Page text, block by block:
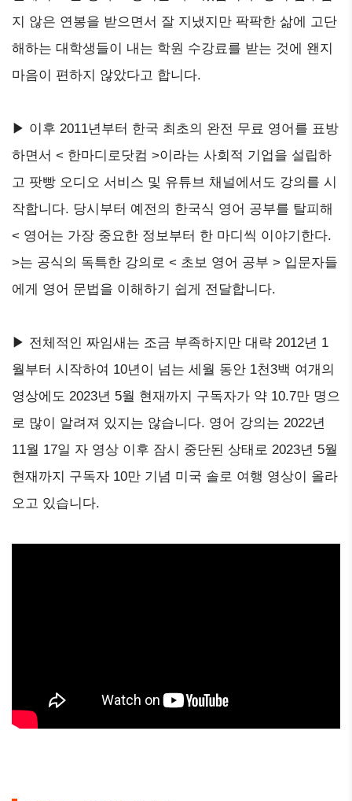
지 않은 연봉을 받으면서 잘 지냈지만 팍팍한 삶에 고단
해하는 대학생들이 내는 학원 수강료를 받는 것에 왠지
마음이 편하지 않았다고 합니다.
▶ 이후 2011년부터 한국 최초의 완전 무료 영어를 표방
하면서 < 한마디로닷컴 >이라는 사회적 기업을 설립하
고 팟빵 오디오 서비스 및 유튜브 채널에서도 강의를 시
작합니다. 당시부터 예전의 한국식 영어 공부를 탈피해
< 영어는 가장 중요한 정보부터 한 마디씩 이야기한다.
>는 공식의 독특한 강의로 < 초보 영어 공부 > 입문자들
에게 영어 문법을 이해하기 쉽게 전달합니다.
▶ 전체적인 짜임새는 조금 부족하지만 대략 2012년 1
월부터 시작하여 10년이 넘는 세월 동안 1천3백 여개의
영상에도 2023년 5월 현재까지 구독자가 약 10.7만 명으
로 많이 알려져 있지는 않습니다. 영어 강의는 2022년
11월 17일 자 영상 이후 잠시 중단된 상태로 2023년 5월
현재까지 구독자 10만 기념 미국 솔로 여행 영상이 올라
오고 있습니다.